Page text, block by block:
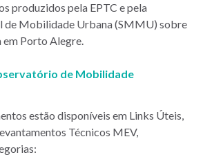
produzidos pela EPTC e pela
de Mobilidade Urbana (SMMU) sobre
Porto Alegre.
de Mobilidade
estão disponíveis em Links Úteis,
Técnicos MEV,